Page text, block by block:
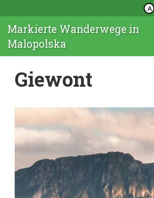
A
Markierte Wanderwege in
Malopolska
Giewont